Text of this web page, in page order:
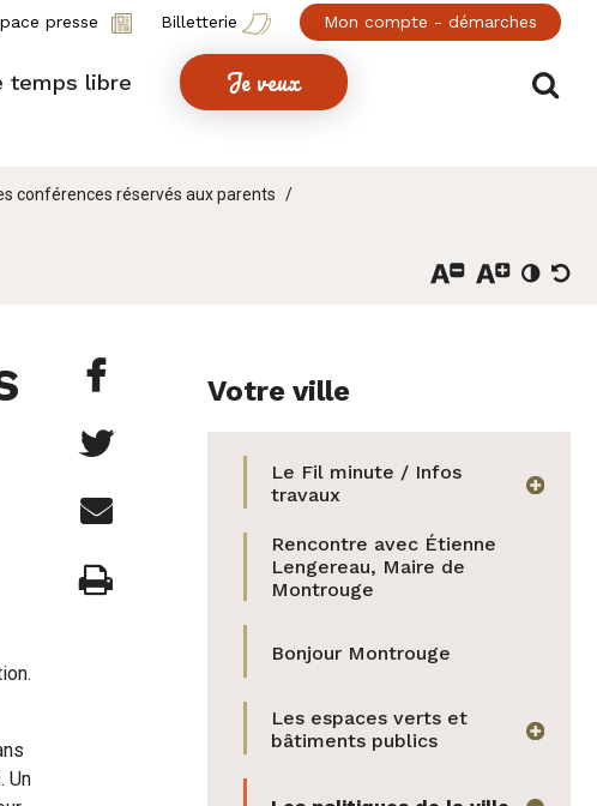
presse Billetterie Mon compte - démarches
temps libre Je veux
conférences réservés aux parents
Partager
cette
sur
Facebook
Partager
cette
page
sur
Partager
Imprimer
Un
Votre ville
Le Fil minute / Infos
travaux
Rencontre avec Étienne
Lengereau, Maire de
Montrouge
Bonjour Montrouge
Les espaces verts et
bâtiments publics